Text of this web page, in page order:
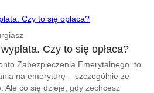
Czy to się opłaca?
Zabezpieczenia Emerytalnego, to
na emeryturę – szczególnie ze
Ale co się dzieje, gdy zechcesz